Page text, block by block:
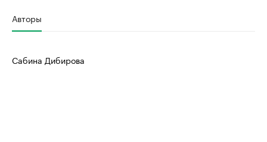
Авторы
Сабина Дибирова